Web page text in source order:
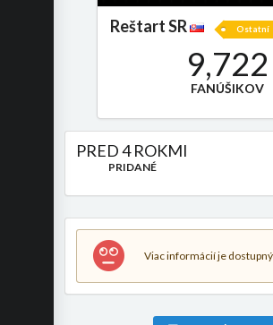
Reštart SR Ostatní
9,722
FANÚŠIKOV
PRED 4 ROKMI
PRIDANÉ
Viac informácií je